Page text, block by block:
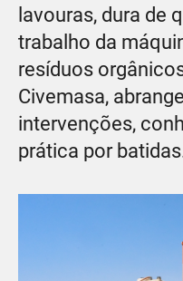
lavouras, dura de
trabalho da
resíduos
Civemasa,
intervenções,
prática por